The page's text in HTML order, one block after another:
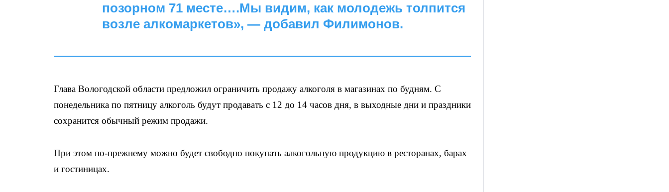
позорном 71 месте….Мы видим, как молодежь толпится
возле алкомаркетов», — добавил Филимонов.
Глава Вологодской области предложил ограничить продажу алкоголя в магазинах по будням. С
понедельника по пятницу алкоголь будут продавать с 12 до 14 часов дня, в выходные дни и праздники
сохранится обычный режим продажи.
При этом по-прежнему можно будет свободно покупать алкогольную продукцию в ресторанах, барах
и гостиницах.